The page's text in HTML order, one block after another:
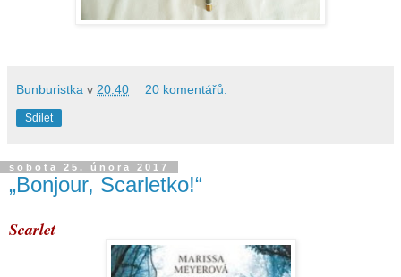
Bunburistka v 20:40 20 komentářů:
Sdílet
sobota 25. února 2017
„Bonjour, Scarletko!“
Scarlet